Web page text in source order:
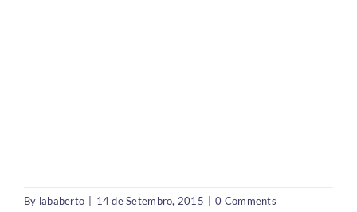
By lababerto 14 de Setembro, 2015 0 Comments